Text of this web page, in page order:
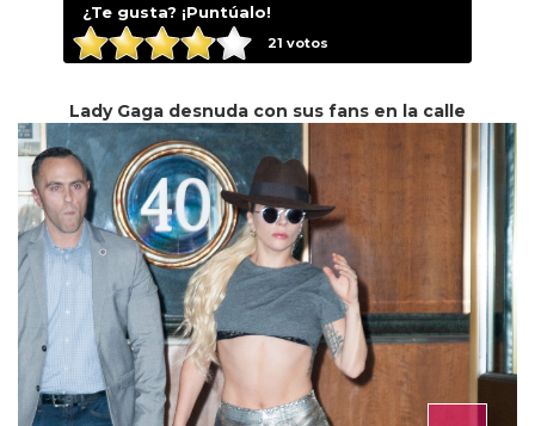
¿Te gusta? ¡Puntúalo!
21 votos
Lady Gaga desnuda con sus fans en la calle